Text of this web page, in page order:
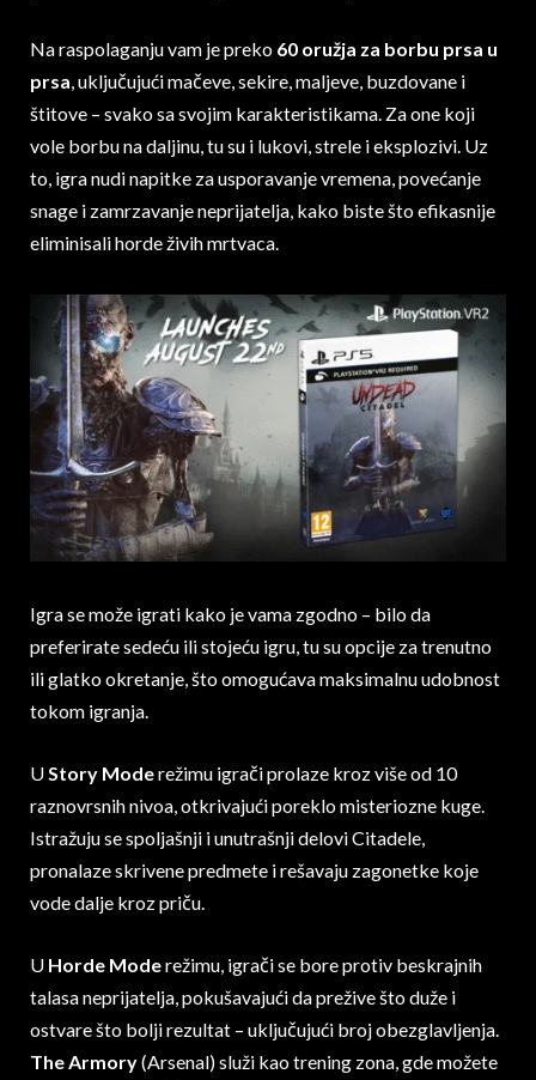
Na raspolaganju vam je preko 60 oružja za borbu prsa u
prsa, uključujući mačeve, sekire, maljeve, buzdovane i
štitove – svako sa svojim karakteristikama. Za one koji
vole borbu na daljinu, tu su i lukovi, strele i eksplozivi. Uz
to, igra nudi napitke za usporavanje vremena, povećanje
snage i zamrzavanje neprijatelja, kako biste što efikasnije
eliminisali horde živih mrtvaca.
Igra se može igrati kako je vama zgodno – bilo da
preferirate sedeću ili stojeću igru, tu su opcije za trenutno
ili glatko okretanje, što omogućava maksimalnu udobnost
tokom igranja.
UStory Moderežimu igrači prolaze kroz više od 10
raznovrsnih nivoa, otkrivajući poreklo misteriozne kuge.
Istražuju se spoljašnji i unutrašnji delovi Citadele,
pronalaze skrivene predmete i rešavaju zagonetke koje
vode dalje kroz priču.
U Horde Moderežimu, igrači se bore protiv beskrajnih
talasa neprijatelja, pokušavajući da prežive što duže i
ostvare što bolji rezultat – uključujući broj obezglavljenja.
The Armory(Arsenal) služi kao trening zona, gde možete